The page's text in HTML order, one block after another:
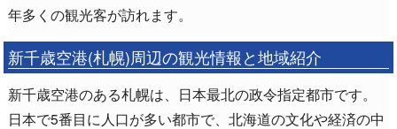
年多くの観光客が訪れます。
新千歳空港(札幌)周辺の観光情報と地域紹介
新千歳空港のある札幌は、日本最北の政令指定都市です。
日本で5番目に人口が多い都市で、北海道の文化や経済の中